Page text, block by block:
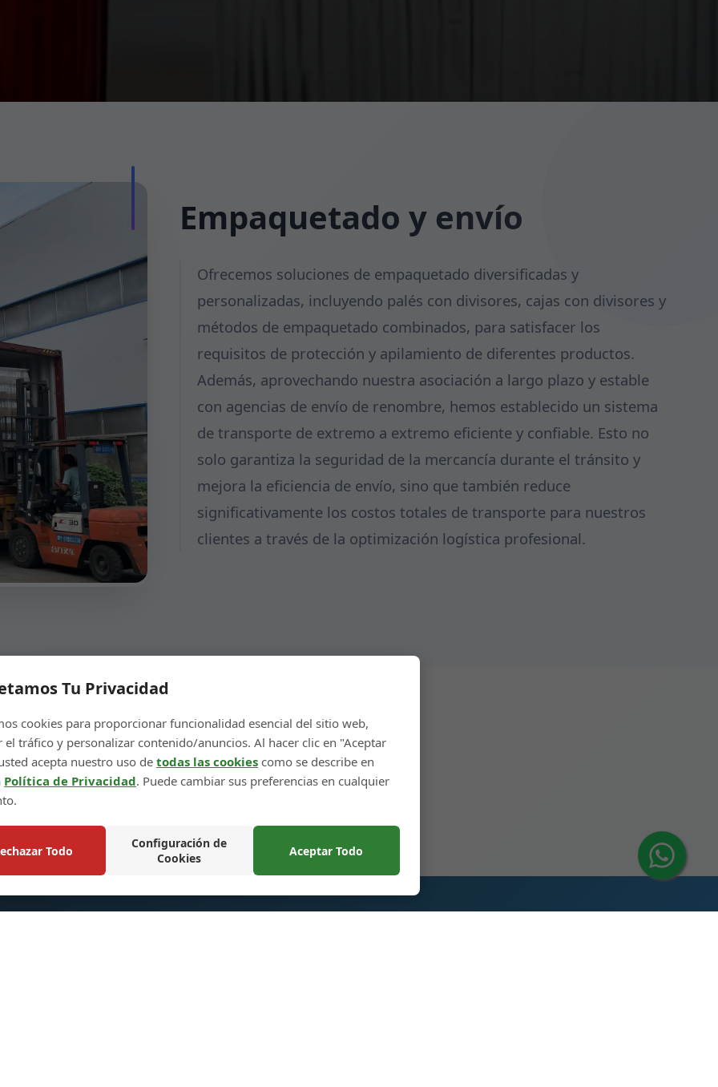
Empaquetado y envío
Ofrecemos soluciones de empaquetado diversificadas y
personalizadas, incluyendo palés con divisores, cajas con divisores y
métodos de empaquetado combinados, para satisfacer los
requisitos de protección y apilamiento de diferentes productos.
Además, aprovechando nuestra asociación a largo plazo y estable
con agencias de envío de renombre, hemos establecido un sistema
de transporte de extremo a extremo eficiente y confiable. Esto no
solo garantiza la seguridad de la mercancía durante el tránsito y
mejora la eficiencia de envío, sino que también reduce
significativamente los costos totales de transporte para nuestros
clientes a través de la optimización logística profesional.
← Paso anterior Más productos →
Tu Privacidad
cookies para proporcionar funcionalidad esencial del sitio web,
el tráfico y personalizar contenido/anuncios. Al hacer clic en "Aceptar
acepta nuestro uso de todas las cookies como se describe en
Política de Privacidad. Puede cambiar sus preferencias en cualquier
Todo
Configuración de
Cookies
Aceptar Todo